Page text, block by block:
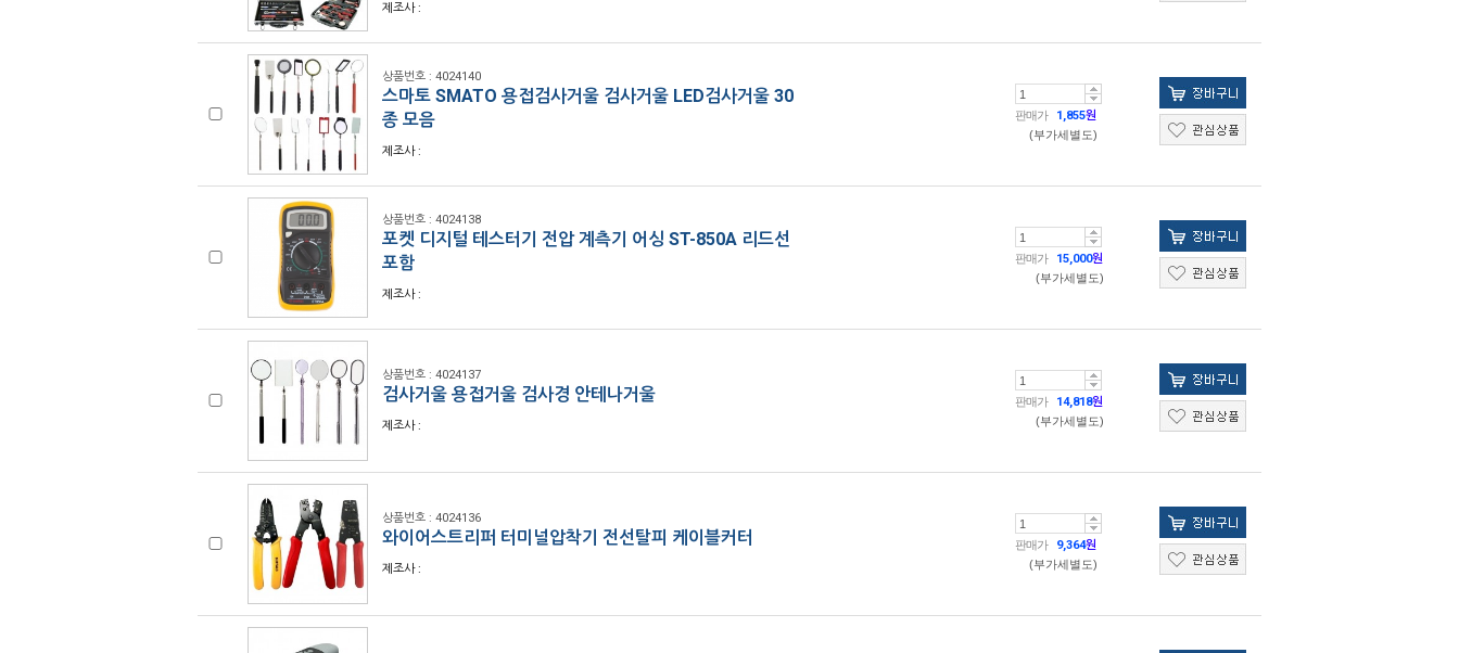
제조사 :
상품번호 : 4024140
스마토 SMATO 용접검사거울 검사거울 LED검사거울 30
종 모음
제조사 :
판매가 1,855원
(부가세별도)
상품번호 : 4024138
포켓 디지털 테스터기 전압 계측기 어싱 ST-850A 리드선
포함
제조사 :
판매가 15,000원
(부가세별도)
상품번호 : 4024137
검사거울 용접거울 검사경 안테나거울
제조사 :
판매가 14,818원
(부가세별도)
상품번호 : 4024136
와이어스트리퍼 터미널압착기 전선탈피 케이블커터
제조사 :
판매가 9,364원
(부가세별도)